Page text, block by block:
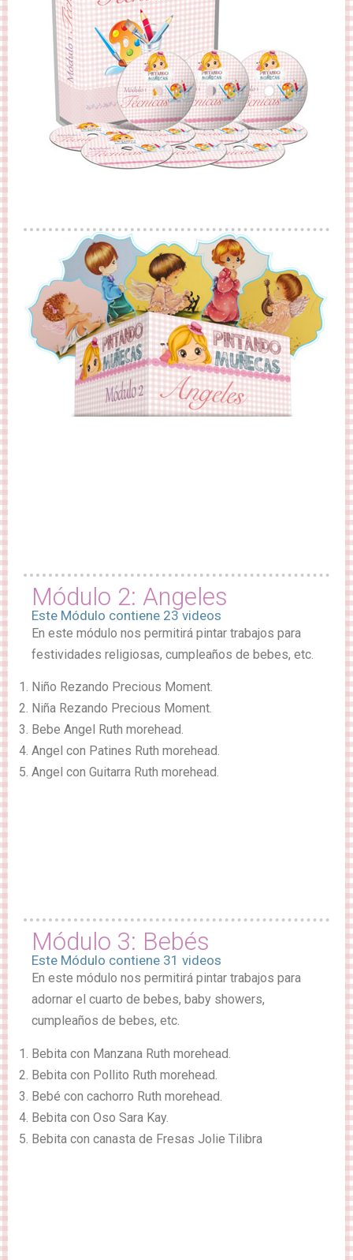
Módulo 2: Angeles
Este Módulo contiene 23 videos
En este módulo nos permitirá pintar trabajos para
festividades religiosas, cumpleaños de bebes, etc.
Niño Rezando Precious Moment.
Niña Rezando Precious Moment.
Bebe Angel Ruth morehead.
Angel con Patines Ruth morehead.
Angel con Guitarra Ruth morehead.
Módulo 3: Bebés
Este Módulo contiene 31 videos
En este módulo nos permitirá pintar trabajos para
adornar el cuarto de bebes, baby showers,
cumpleaños de bebes, etc.
Bebita con Manzana Ruth morehead.
Bebita con Pollito Ruth morehead.
Bebé con cachorro Ruth morehead.
Bebita con Oso Sara Kay.
Bebita con canasta de Fresas Jolie Tilibra